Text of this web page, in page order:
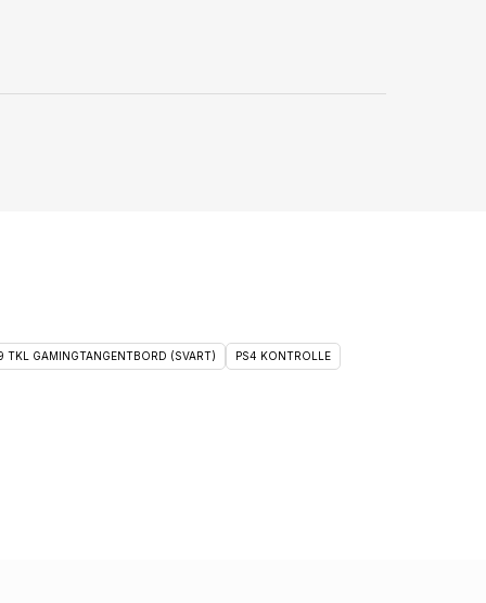
TKL GAMINGTANGENTBORD (SVART) PS4 KONTROLLE